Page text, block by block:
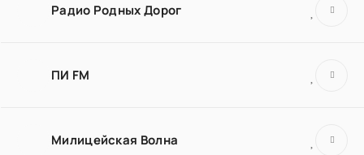
Радио Родных Дорог
ПИ FM
Милицейская Волна